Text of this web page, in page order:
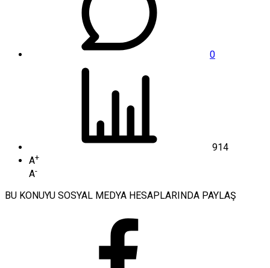
0
914
A+
A-
BU KONUYU SOSYAL MEDYA HESAPLARINDA PAYLAŞ